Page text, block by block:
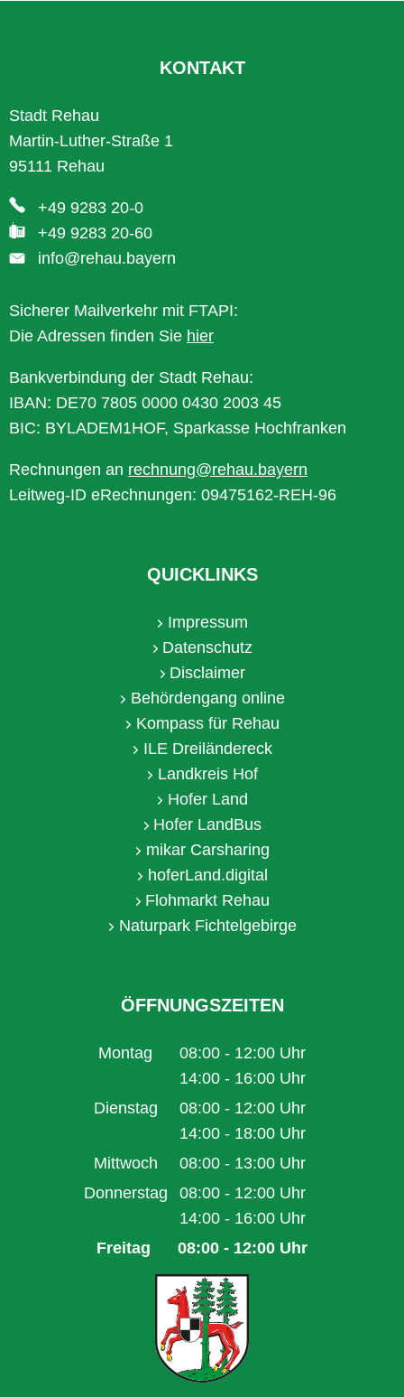
KONTAKT
Stadt Rehau
Martin-Luther-Straße 1
95111 Rehau
+49 9283 20-0
+49 9283 20-60
info@rehau.bayern
Sicherer Mailverkehr mit FTAPI:
Die Adressen finden Sie hier
Bankverbindung der Stadt Rehau:
IBAN: DE70 7805 0000 0430 2003 45
BIC: BYLADEM1HOF, Sparkasse Hochfranken
Rechnungen an rechnung@rehau.bayern
Leitweg-ID eRechnungen: 09475162-REH-96
QUICKLINKS
Impressum
Datenschutz
Disclaimer
Behördengang online
Kompass für Rehau
ILE Dreiländereck
Landkreis Hof
Hofer Land
Hofer LandBus
mikar Carsharing
hoferLand.digital
Flohmarkt Rehau
Naturpark Fichtelgebirge
ÖFFNUNGSZEITEN
Montag 08:00 - 12:00 Uhr
Von 08:00 bis 12:00 Uhr
14:00 - 16:00 Uhr
Von 14:00 bis 16:00 Uhr
Dienstag 08:00 - 12:00 Uhr
Von 08:00 bis 12:00 Uhr
14:00 - 18:00 Uhr
Von 14:00 bis 18:00 Uhr
Mittwoch 08:00 - 13:00 Uhr
Von 08:00 bis 13:00 Uhr
Donnerstag 08:00 - 12:00 Uhr
Von 08:00 bis 12:00 Uhr
14:00 - 16:00 Uhr
Von 14:00 bis 16:00 Uhr
Freitag 08:00 - 12:00 Uhr
Von 08:00 bis 12:00 Uhr